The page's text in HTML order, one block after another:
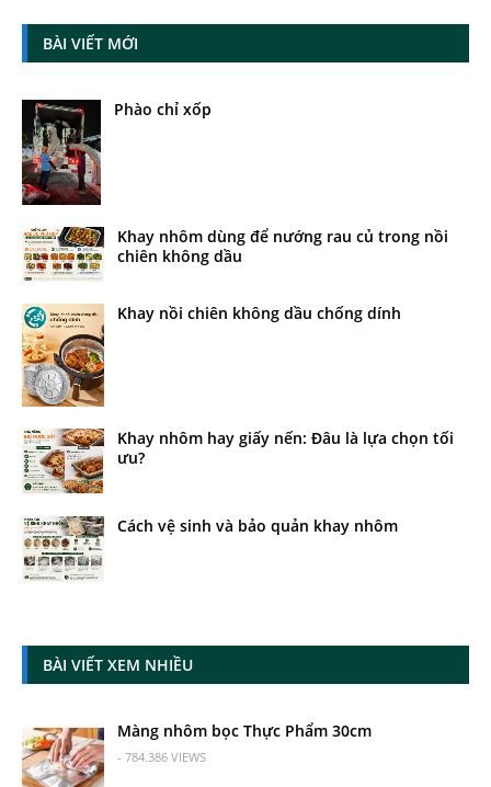
BÀI VIẾT MỚI
Phào chỉ xốp
Khay nhôm dùng để nướng rau củ trong nồi
chiên không dầu
Khay nồi chiên không dầu chống dính
Khay nhôm hay giấy nến: Đâu là lựa chọn tối
ưu?
Cách vệ sinh và bảo quản khay nhôm
BÀI VIẾT XEM NHIỀU
Màng nhôm bọc Thực Phẩm 30cm
- 784.386 VIEWS